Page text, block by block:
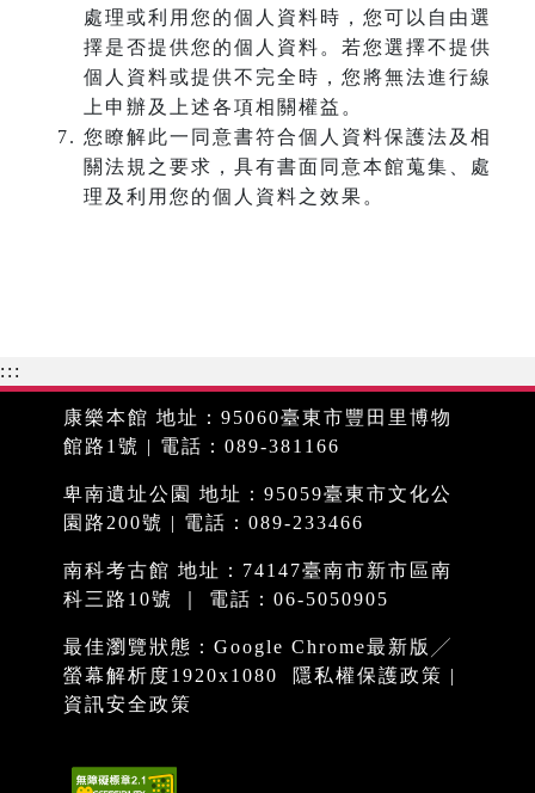
處理或利用您的個人資料時，您可以自由選
擇是否提供您的個人資料。若您選擇不提供
個人資料或提供不完全時，您將無法進行線
上申辦及上述各項相關權益。
您瞭解此一同意書符合個人資料保護法及相
關法規之要求，具有書面同意本館蒐集、處
理及利用您的個人資料之效果。
:::
康樂本館 地址：95060臺東市豐田里博物
館路1號 | 電話：089-381166
卑南遺址公園 地址：95059臺東市文化公
園路200號 | 電話：089-233466
南科考古館 地址：74147臺南市新市區南
科三路10號 ｜ 電話：06-5050905
最佳瀏覽狀態：Google Chrome最新版╱
螢幕解析度1920x1080
隱私權保護政策 |
資訊安全政策